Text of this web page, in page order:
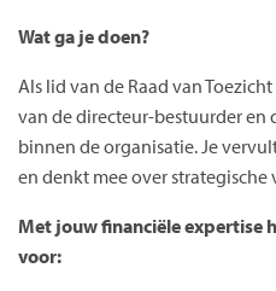
Wat ga je doen?
Als lid van de Raad van
van de directeur-bestuurder en
binnen de organisatie. Je
en denkt mee over strategische
Met jouw financiële expertise
voor: